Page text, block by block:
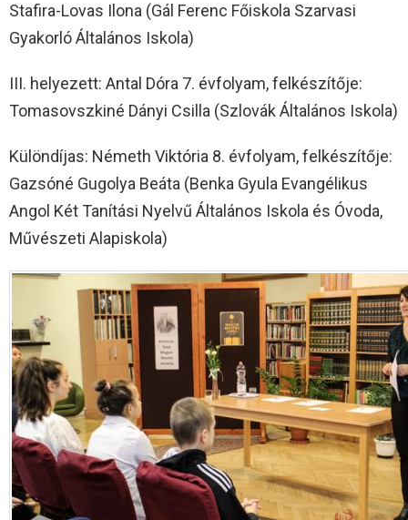
Stafira-Lovas Ilona (Gál Ferenc Főiskola Szarvasi
Gyakorló Általános Iskola)
III. helyezett: Antal Dóra 7. évfolyam, felkészítője:
Tomasovszkiné Dányi Csilla (Szlovák Általános Iskola)
Különdíjas: Németh Viktória 8. évfolyam, felkészítője:
Gazsóné Gugolya Beáta (Benka Gyula Evangélikus
Angol Két Tanítási Nyelvű Általános Iskola és Óvoda,
Művészeti Alapiskola)